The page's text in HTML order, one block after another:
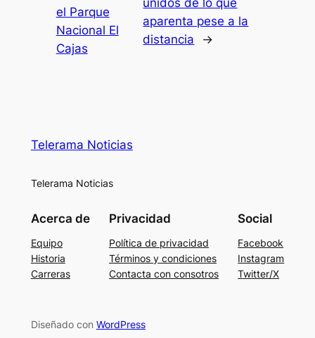
el Parque
Nacional El
Cajas
unidos de lo que
aparenta pese a la
distancia
→
Telerama Noticias
Telerama Noticias
Acerca de
Equipo
Historia
Carreras
Privacidad
Política de privacidad
Términos y condiciones
Contacta con consotros
Social
Facebook
Instagram
Twitter/X
Diseñado con WordPress